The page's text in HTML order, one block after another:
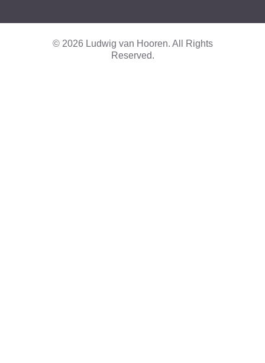
© 2026 Ludwig van Hooren. All Rights
Reserved.